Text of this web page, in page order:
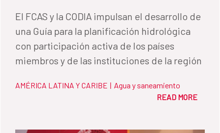
El FCAS y la CODIA impulsan el desarrollo de
una Guía para la planificación hidrológica
con participación activa de los países
miembros y de las instituciones de la región
AMÉRICA LATINA Y CARIBE | Agua y saneamiento
READ MORE